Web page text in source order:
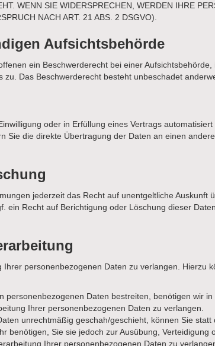
WENN SIE WIDERSPRECHEN, WERDEN IHRE
NACH ART. 21 ABS. 2 DSGVO).
Aufsichts­behörde
ein Beschwerderecht bei einer
Das Beschwerderecht besteht unbeschadet
oder in Erfüllung eines Vertrags
Sie die direkte Übertragung der Daten an einen
jederzeit das Recht auf unentgeltliche
ein Recht auf Berichtigung oder Löschung dieser
personenbezogenen Daten zu verlangen. Hierzu
personenbezogenen Daten bestreiten, benötigen wir
Ihrer personenbezogenen Daten zu verlangen.
unrechtmäßig geschah/geschieht, können Sie
benötigen, Sie sie jedoch zur Ausübung,
Ihrer personenbezogenen Daten zu